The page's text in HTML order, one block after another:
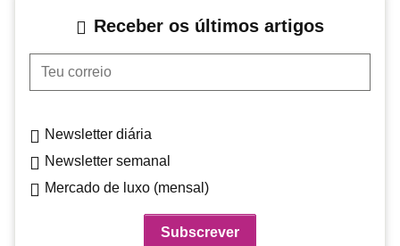
Receber os últimos artigos
Teu correio
Newsletter diária
Newsletter semanal
Mercado de luxo (mensal)